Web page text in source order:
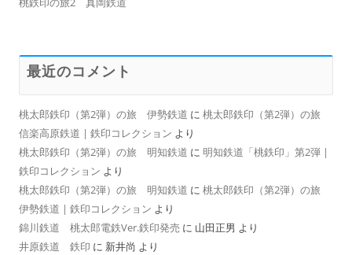
最近のコメント
桃太郎鉄印（第2弾）の旅 伊勢鉄道 に 桃太郎鉄印（第2弾）の旅
信楽高原鉄道 | 鉄印コレクション より
桃太郎鉄印（第2弾）の旅 明知鉄道 に 明知鉄道「桃鉄印」第2弾 |
鉄印コレクション より
桃太郎鉄印（第2弾）の旅 明知鉄道 に 桃太郎鉄印（第2弾）の旅
伊勢鉄道 | 鉄印コレクション より
錦川鉄道 桃太郎電鉄Ver.鉄印発売 に 山田正男 より
井原鉄道 鉄印 に 新井尚 より